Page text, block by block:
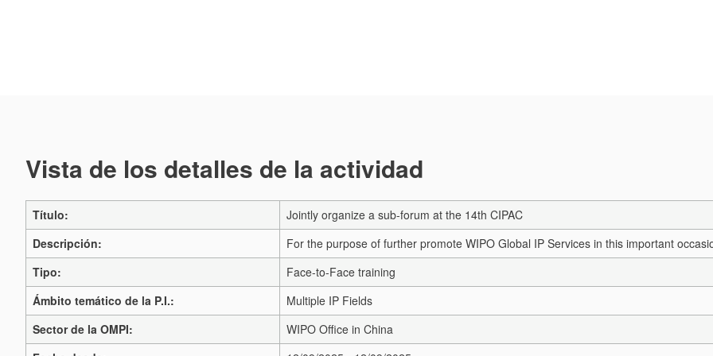
Vista de los detalles de la actividad
Título:
Jointly organize a sub-forum at the 14th CIPAC
Descripción:
For the purpose of further promote WIPO Global IP Services in this important
Tipo:
Face-to-Face training
Ámbito temático de la P.I.:
Multiple IP Fields
Sector de la OMPI:
WIPO Office in China